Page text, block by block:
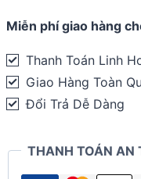
Sanctum
Hyper
Lime
quantity
Miễn phí giao hàng
Thanh Toán Linh
Giao Hàng Toàn
Đổi Trả Dễ Dàng
THANH TOÁN AN